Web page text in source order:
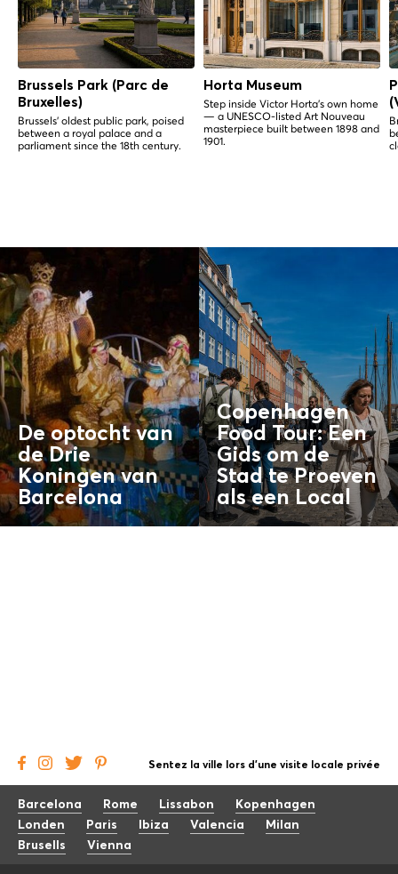
Brussels Park (Parc de
Bruxelles)
Brussels' oldest public park, poised
between a royal palace and a
parliament since the 18th century.
Horta Museum
Step inside Victor Horta's own home
— a UNESCO-listed Art Nouveau
masterpiece built between 1898 and
1901.
De optocht van
de Drie
Koningen van
Barcelona
Copenhagen
Food Tour: Een
Gids om de
Stad te Proeven
als eenLocal
Sentez la ville lors d'une visite locale privée
Barcelona Rome Lissabon
Kopenhagen
Londen
Paris Ibiza Valencia
Milan
Brusells
Vienna